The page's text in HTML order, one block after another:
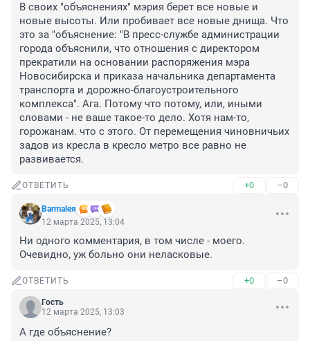
В своих "объяснениях" мэрия берет все новые и
новые высоты. Или пробивает все новые днища. Что
это за "объяснение: "В пресс-службе администрации
города объяснили, что отношения с директором
прекратили на основании распоряжения мэра
Новосибирска и приказа начальника департамента
транспорта и дорожно-благоустроительного
комплекса". Ага. Потому что потому, или, иными
словами - не ваше такое-то дело. Хотя нам-то,
горожанам. что с этого. От перемещения чиновничьих
задов из кресла в кресло метро все равно не
развивается.
ОТВЕТИТЬ +0 –0
Barmaleя
12 марта 2025, 13:04
Ни одного комментария, в том числе - моего.
Очевидно, уж больно они неласковые.
ОТВЕТИТЬ +0 –0
Гость
12 марта 2025, 13:03
А где объяснение?